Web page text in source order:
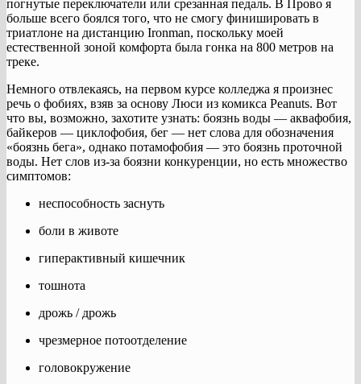
погнутые переключатели или срезанная педаль. В Прово я
больше всего боялся того, что не смогу финишировать в
триатлоне на дистанцию ​​Ironman, поскольку моей
естественной зоной комфорта была гонка на 800 метров на
треке.
Немного отвлекаясь, на первом курсе колледжа я произнес
речь о фобиях, взяв за основу Люси из комикса Peanuts. Вот
что вы, возможно, захотите узнать: боязнь воды — аквафобия,
байкеров — циклофобия, бег — нет слова для обозначения
«боязнь бега», однако потамофобия — это боязнь проточной
воды. Нет слов из-за боязни конкуренции, но есть множество
симптомов:
неспособность заснуть
боли в животе
гиперактивный кишечник
тошнота
дрожь / дрожь
чрезмерное потоотделение
головокружение